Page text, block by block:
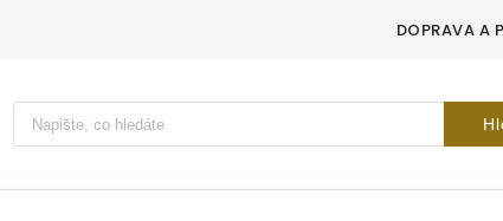
DOPRAVA A
Vyhledávání